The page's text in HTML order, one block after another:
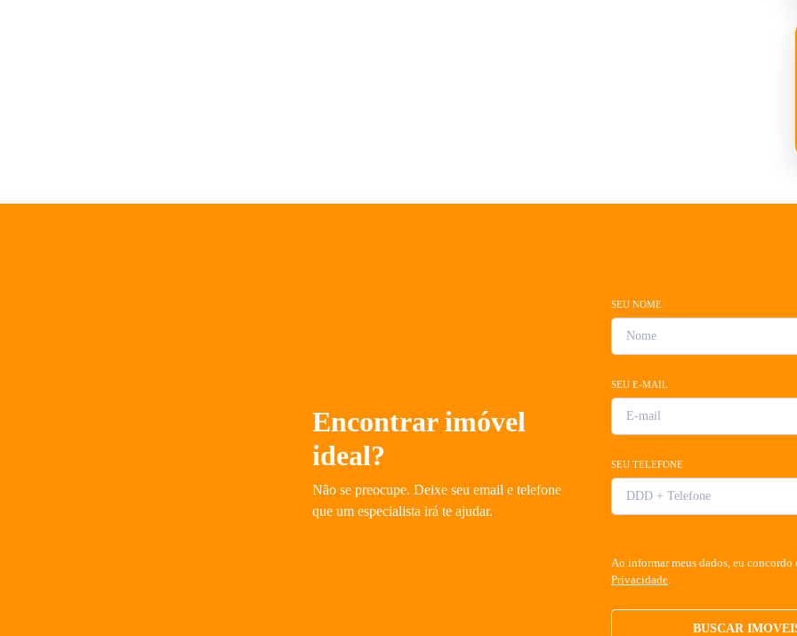
Encontrar imóvel
ideal?
Não se preocupe. Deixe seu email e telefone
que um especialista irá te ajudar.
SEU NOME
SEU E-MAIL
SEU TELEFONE
Ao informar meus dados, eu concordo
Privacidade.
BUSCAR